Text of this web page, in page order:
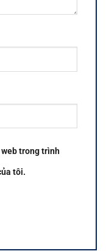
trong trình
tôi.